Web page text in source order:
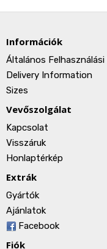
Információk
Általános
Delivery Information
Sizes
Vevőszolgálat
Kapcsolat
Visszáruk
Honlaptérkép
Extrák
Gyártók
Ajánlatok
Facebook
Fiók